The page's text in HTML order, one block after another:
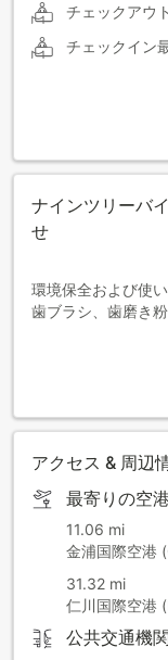
チェックアウ
チェックイン
ナインツリーバ
せ
環境保全および使
歯ブラシ、歯磨き
当施設には駐車場
用ください。
アクセス & 周辺
最寄りの空港
11.06 mi
金浦国際空港
31.32 mi
仁川国際空港
公共交通機関